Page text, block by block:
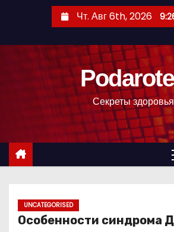
с
Чт. Авг 6th, 2026
Секреты здоровья
UNCATEGORISED
Особенности синдрома